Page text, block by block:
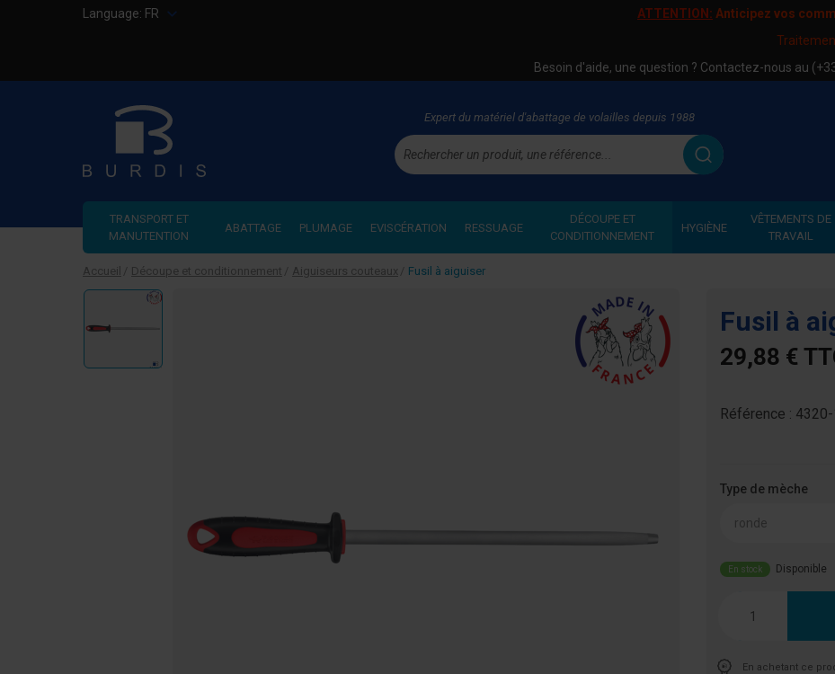
Language: FR ATTENTION: Anticipez vos
Besoin d'aide, une question ? Contactez-nous au
Expert du matériel d'abattage de volailles depuis 1988
Rechercher
TRANSPORT ET
MANUTENTION
ABATTAGE PLUMAGE EVISCÉRATION RESSUAGE
DÉCOUPE ET
CONDITIONNEMENT
HYGIÈNE
VÊTEMENTS DE
TRAVAIL
Accueil Découpe et conditionnement Aiguiseurs couteaux Fusil à aiguiser
Fusil à
29,88 €
Référence : 4320-
Type de mèche
ronde
En stock Disponible
En achetant ce